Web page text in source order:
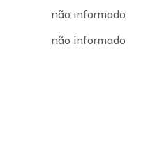
não informado
não informado